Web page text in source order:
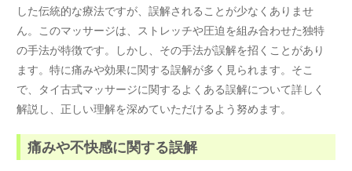
した伝統的な療法ですが、誤解されることが少なくありませ
ん。このマッサージは、ストレッチや圧迫を組み合わせた独特
の手法が特徴です。しかし、その手法が誤解を招くことがあり
ます。特に痛みや効果に関する誤解が多く見られます。そこ
で、タイ古式マッサージに関するよくある誤解について詳しく
解説し、正しい理解を深めていただけるよう努めます。
痛みや不快感に関する誤解